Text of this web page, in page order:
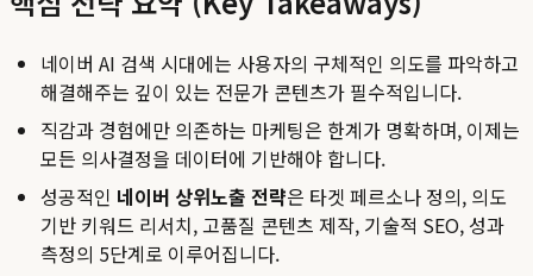
네이버 AI 검색 시대에는 사용자의 구체적인 의도를 파악하고
해결해주는 깊이 있는 전문가 콘텐츠가 필수적입니다.
직감과 경험에만 의존하는 마케팅은 한계가 명확하며, 이제는
모든 의사결정을 데이터에 기반해야 합니다.
성공적인 네이버 상위노출 전략은 타겟 페르소나 정의, 의도
기반 키워드 리서치, 고품질 콘텐츠 제작, 기술적 SEO, 성과
측정의 5단계로 이루어집니다.